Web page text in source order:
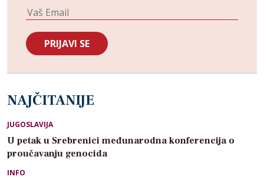
NAJČITANIJE
JUGOSLAVIJA
U petak u Srebrenici međunarodna konferencija o
proučavanju genocida
INFO